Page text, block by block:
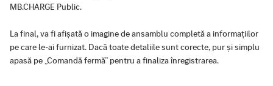
MB.CHARGE Public.
La final, va fi afișată o imagine de ansamblu completă a informațiilor
pe care le-ai furnizat. Dacă toate detaliile sunt corecte, pur și simplu
apasă pe „Comandă fermă” pentru a finaliza înregistrarea.